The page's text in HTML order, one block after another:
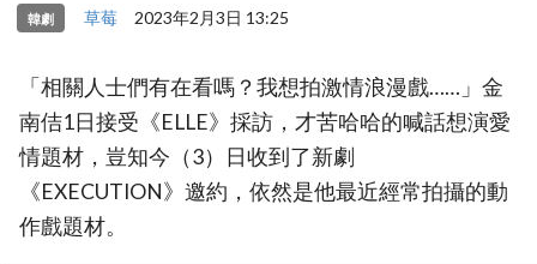
韓劇 草莓 2023年2月3日 13:25
「相關人士們有在看嗎？我想拍激情浪漫戲……」金
南佶1日接受《ELLE》採訪，才苦哈哈的喊話想演愛
情題材，豈知今（3）日收到了新劇
《EXECUTION》邀約，依然是他最近經常拍攝的動
作戲題材。